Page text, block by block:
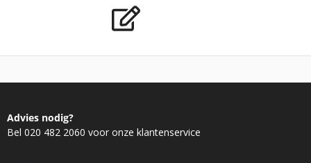
Advies nodig?
Bel 020 482 2060 voor onze klantenservice